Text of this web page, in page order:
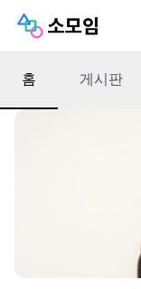
홈 게시판